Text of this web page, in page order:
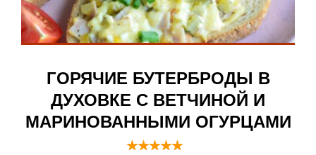
ГОРЯЧИЕ БУТЕРБРОДЫ В
ДУХОВКЕ С ВЕТЧИНОЙ И
МАРИНОВАННЫМИ ОГУРЦАМИ